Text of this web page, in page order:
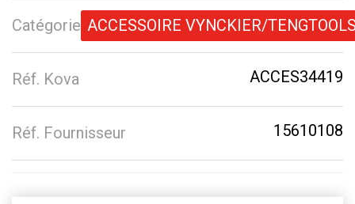
Catégorie ACCESSOIRE VYNCKIER/
Réf. Kova ACCES34419
Réf. Fournisseur 15610108